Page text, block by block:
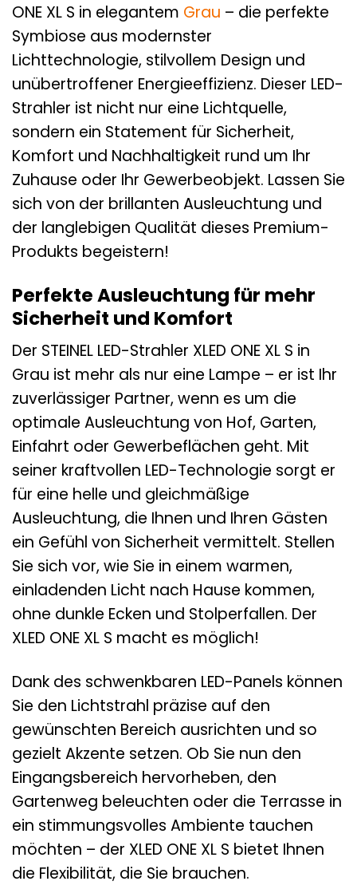
ONE XL S in elegantem Grau – die perfekte
Symbiose aus modernster
Lichttechnologie, stilvollem Design und
unübertroffener Energieeffizienz. Dieser LED-
Strahler ist nicht nur eine Lichtquelle,
sondern ein Statement für Sicherheit,
Komfort und Nachhaltigkeit rund um Ihr
Zuhause oder Ihr Gewerbeobjekt. Lassen Sie
sich von der brillanten Ausleuchtung und
der langlebigen Qualität dieses Premium-
Produkts begeistern!
Perfekte Ausleuchtung für mehr
Sicherheit und Komfort
Der STEINEL LED-Strahler XLED ONE XL S in
Grau ist mehr als nur eine Lampe – er ist Ihr
zuverlässiger Partner, wenn es um die
optimale Ausleuchtung von Hof, Garten,
Einfahrt oder Gewerbeflächen geht. Mit
seiner kraftvollen LED-Technologie sorgt er
für eine helle und gleichmäßige
Ausleuchtung, die Ihnen und Ihren Gästen
ein Gefühl von Sicherheit vermittelt. Stellen
Sie sich vor, wie Sie in einem warmen,
einladenden Licht nach Hause kommen,
ohne dunkle Ecken und Stolperfallen. Der
XLED ONE XL S macht es möglich!
Dank des schwenkbaren LED-Panels können
Sie den Lichtstrahl präzise auf den
gewünschten Bereich ausrichten und so
gezielt Akzente setzen. Ob Sie nun den
Eingangsbereich hervorheben, den
Gartenweg beleuchten oder die Terrasse in
ein stimmungsvolles Ambiente tauchen
möchten – der XLED ONE XL S bietet Ihnen
die Flexibilität, die Sie brauchen.